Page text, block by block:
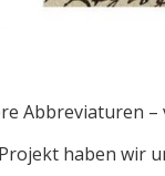
Abbreviaturen
haben wir